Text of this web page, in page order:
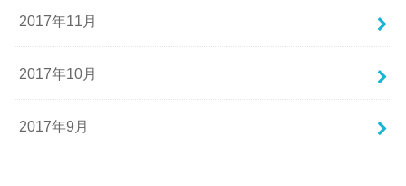
2017年11月
2017年10月
2017年9月